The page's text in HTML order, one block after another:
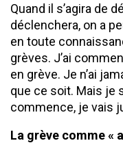
Quand il s’agira de
déclenchera, on a
en toute
grèves. J’ai
en grève. Je n’ai
que ce soit. Mais je
commence, je vais
La grève comme «